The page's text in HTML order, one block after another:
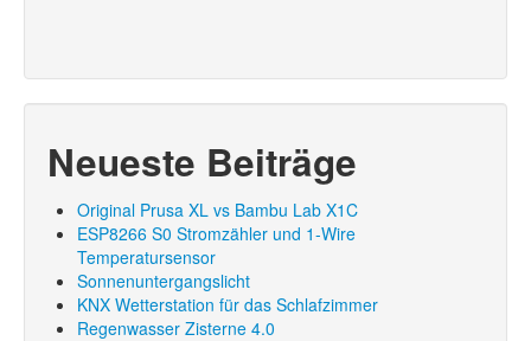
Neueste Beiträge
Original Prusa XL vs Bambu Lab X1C
ESP8266 S0 Stromzähler und 1-Wire
Temperatursensor
Sonnenuntergangslicht
KNX Wetterstation für das Schlafzimmer
Regenwasser Zisterne 4.0